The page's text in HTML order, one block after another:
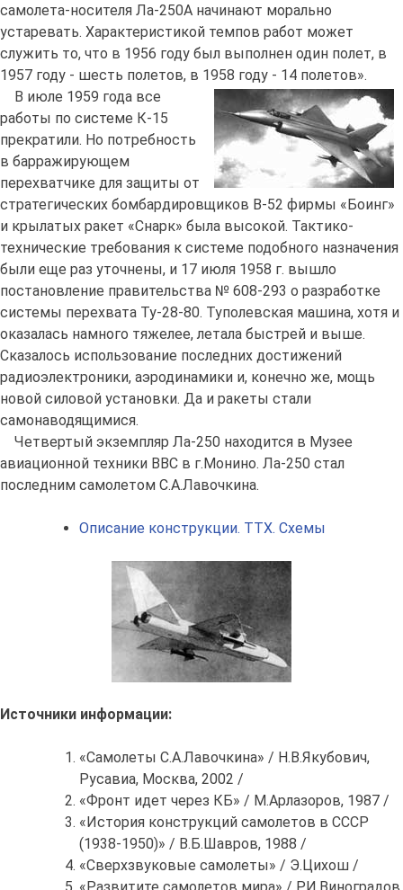
самолета-носителя Ла-250А начинают морально
устаревать. Характеристикой темпов работ может
служить то, что в 1956 году был выполнен один полет, в
1957 году - шесть полетов, в 1958 году - 14 полетов».
В июле 1959 года все
работы по системе К-15
прекратили. Но потребность
в барражирующем
перехватчике для защиты от
стратегических бомбардировщиков В-52 фирмы «Боинг»
и крылатых ракет «Снарк» была высокой. Тактико-
технические требования к системе подобного назначения
были еще раз уточнены, и 17 июля 1958 г. вышло
постановление правительства № 608-293 о разработке
системы перехвата Ту-28-80. Туполевская машина, хотя и
оказалась намного тяжелее, летала быстрей и выше.
Сказалось использование последних достижений
радиоэлектроники, аэродинамики и, конечно же, мощь
новой силовой установки. Да и ракеты стали
самонаводящимися.
Четвертый экземпляр Ла-250 находится в Музее
авиационной техники ВВС в г.Монино. Ла-250 стал
последним самолетом С.А.Лавочкина.
Описание конструкции. ТТХ. Схемы
Источники информации:
«Самолеты С.А.Лавочкина» / Н.В.Якубович,
Русавиа, Москва, 2002 /
«Фронт идет через КБ» / М.Арлазоров, 1987 /
«История конструкций самолетов в СССР
(1938-1950)» / В.Б.Шавров, 1988 /
«Сверхзвуковые самолеты» / Э.Цихош /